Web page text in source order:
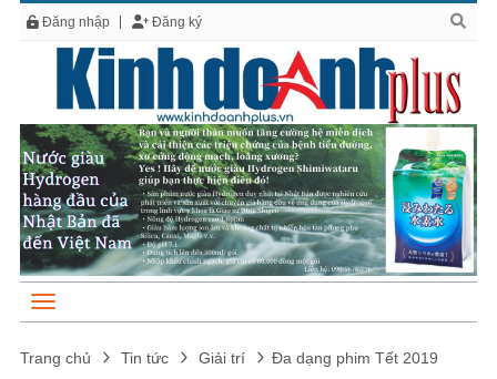
Đăng nhập Đăng ký
Trang chủ Tin tức Giải trí Đa dạng phim Tết 2019